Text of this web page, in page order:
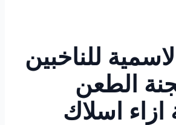
للناخبين
الطعن
ازاء اسلاك